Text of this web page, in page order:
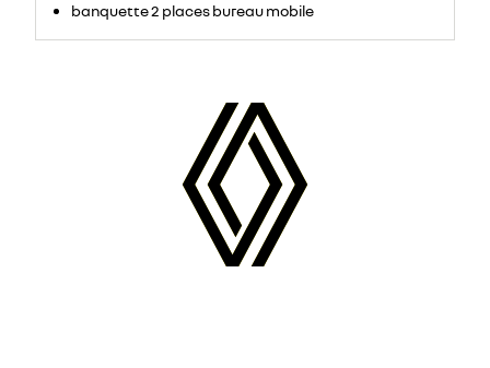
banquette 2 places bureau mobile